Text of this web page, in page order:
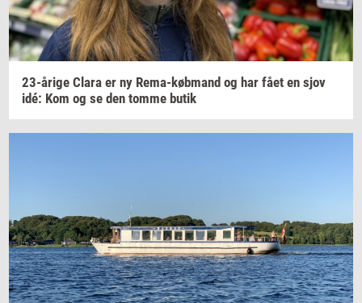
23-​årige Clara er ny Rema-​købmand og har fået en sjov
idé: Kom og se den tomme butik